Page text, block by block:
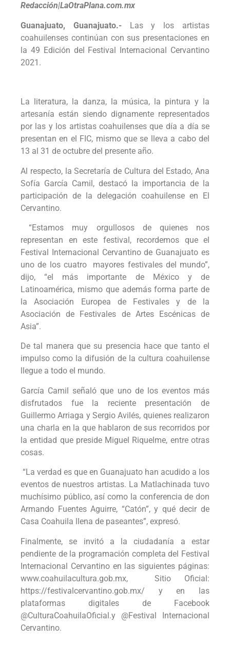
Redacción|LaOtraPlana.com.mx
Guanajuato, Guanajuato.-Las y los artistas
coahuilenses continúan con sus presentaciones en
la 49 Edición del Festival Internacional Cervantino
2021.
La literatura, la danza, la música, la pintura y la
artesanía están siendo dignamente representados
por las y los artistas coahuilenses que día a día se
presentan en el FIC, mismo que se lleva a cabo del
13 al 31 de octubre del presente año.
Al respecto, la Secretaría de Cultura del Estado, Ana
Sofía García Camil, destacó la importancia de la
participación de la delegación coahuilense en El
Cervantino.
“Estamos muy orgullosos de quienes nos
representan en este festival, recordemos que el
Festival Internacional Cervantino de Guanajuato es
uno de los cuatro mayores festivales del mundo”,
dijo, “el más importante de México y de
Latinoamérica, mismo que además forma parte de
la Asociación Europea de Festivales y de la
Asociación de Festivales de Artes Escénicas de
Asia”.
De tal manera que su presencia hace que tanto el
impulso como la difusión de la cultura coahuilense
llegue a todo el mundo.
García Camil señaló que uno de los eventos más
disfrutados fue la reciente presentación de
Guillermo Arriaga y Sergio Avilés, quienes realizaron
una charla en la que hablaron de sus recorridos por
la entidad que preside Miguel Riquelme, entre otras
cosas.
“La verdad es que en Guanajuato han acudido a los
eventos de nuestros artistas. La Matlachinada tuvo
muchísimo público, así como la conferencia de don
Armando Fuentes Aguirre, “Catón”, y qué decir de
Casa Coahuila llena de paseantes”, expresó.
Finalmente, se invitó a la ciudadanía a estar
pendiente de la programación completa del Festival
Internacional Cervantino en las siguientes páginas:
www.coahuilacultura.gob.mx, Sitio Oficial:
https://festivalcervantino.gob.mx/ y en las
plataformas digitales de Facebook
@CulturaCoahuilaOficial.y @Festival Internacional
Cervantino.